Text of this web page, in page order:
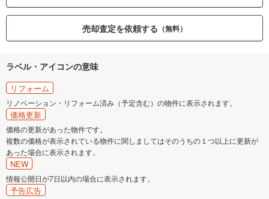
売却査定を依頼する （無料）
ラベル・アイコンの意味
リフォーム
リノベーション・リフォーム済み（予定含む）の物件に表示されます。
価格更新
価格の更新があった物件です。
複数の価格が表示されている物件に関しましてはそのうちの１つ以上に更新が
あった場合に表示されます。
NEW
情報公開日が7日以内の場合に表示されます。
予告広告